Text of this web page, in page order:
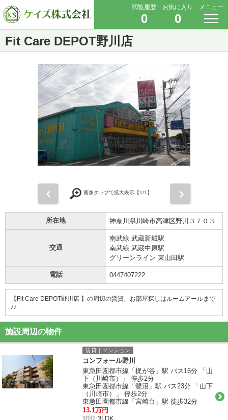
閲覧履歴
0
お気に入り
0
メニュー
Fit Care DEPOT野川店
画像タップで拡大表示【1/1】
所在地 神奈川県川崎市高津区野川３７０３
交通
南武線 武蔵新城駅
南武線 武蔵中原駅
グリーンライン 東山田駅
電話 0447407222
【Fit Care DEPOT野川店 】の周辺の賃貸、お部屋探しは ルームアールまで
♪♪
施設周辺の物件
賃貸｜マンション
コンフォール野川
東急田園都市線「梶が谷」駅 バス16分 「山
下（川崎市）」 停歩2分
東急田園都市線「鷺沼」駅 バス23分 「山下
（川崎市）」 停歩2分
東急田園都市線「宮崎台」駅 徒歩32分
13.1万円